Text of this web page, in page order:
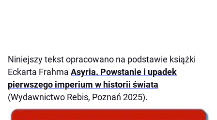
Niniejszy tekst opracowano na podstawie książki
Eckarta Frahma Asyria. Powstanie i upadek
pierwszego imperium w historii świata
(Wydawnictwo Rebis, Poznań 2025).